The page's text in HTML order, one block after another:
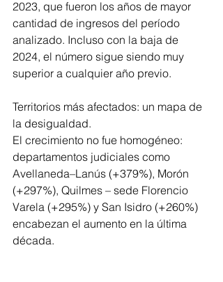
2023, que fueron los años de mayor
cantidad de ingresos del período
analizado. Incluso con la baja de
2024, el número sigue siendo muy
superior a cualquier año previo.
Territorios más afectados: un mapa de
la desigualdad.
El crecimiento no fue homogéneo:
departamentos judiciales como
Avellaneda–Lanús (+379%), Morón
(+297%), Quilmes – sede Florencio
Varela (+295%) y San Isidro (+260%)
encabezan el aumento en la última
década.